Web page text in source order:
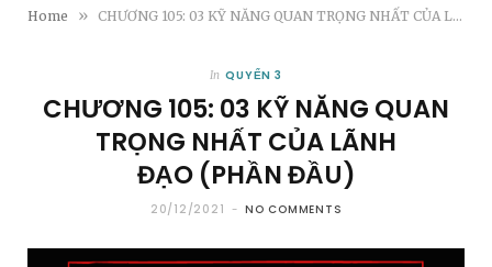
Home » CHƯƠNG 105: 03 KỸ NĂNG QUAN TRỌNG NHẤT CỦA LÃNH ĐẠO (PHẦN ĐẦU)
In QUYỂN 3
CHƯƠNG 105: 03 KỸ NĂNG QUAN
TRỌNG NHẤT CỦA LÃNH
ĐẠO (PHẦN ĐẦU)
20/12/2021 NO COMMENTS